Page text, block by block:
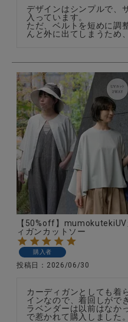
生活雑貨
食品
ギフト
ブランド
全ての商品
CONTENTS
特集
ご利用ガイド
お問い合わせ
ショップリスト
デザインはシンプルで、
入っています。
ただ、ベルトを短めに調
んと外に出てしまうため
【50%off】
ィガンカットソー
購入者
投稿日 2026/06/30
カーディガンとしても着
インなので、着回しがで
ラベンダーは以前はなか
で惹かれて購入しました。